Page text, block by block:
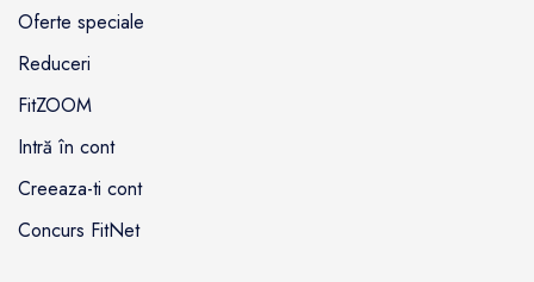
Oferte speciale
Reduceri
FitZOOM
Intră în cont
Creeaza-ti cont
Concurs FitNet